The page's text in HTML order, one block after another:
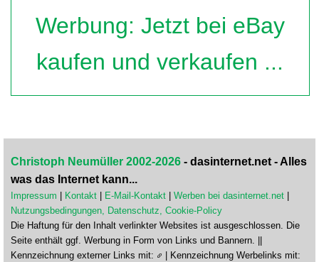
Werbung: Jetzt bei eBay
kaufen und verkaufen ...
Christoph Neumüller 2002-2026 - dasinternet.net - Alles
was das Internet kann...
Impressum Kontakt E-Mail-Kontakt Werben bei dasinternet.net
Nutzungsbedingungen, Datenschutz, Cookie-Policy
Die Haftung für den Inhalt verlinkter Websites ist ausgeschlossen. Die
Seite enthält ggf. Werbung in Form von Links und Bannern. ||
Kennzeichnung externer Links mit:
| Kennzeichnung Werbelinks mit: